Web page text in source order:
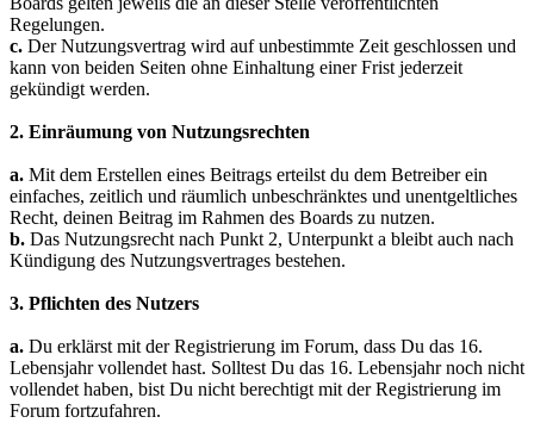
Regelungen.
c. Der Nutzungsvertrag wird auf unbestimmte Zeit geschlossen und
kann von beiden Seiten ohne Einhaltung einer Frist jederzeit
gekündigt werden.
2. Einräumung von Nutzungsrechten
a. Mit dem Erstellen eines Beitrags erteilst du dem Betreiber ein
einfaches, zeitlich und räumlich unbeschränktes und unentgeltliches
Recht, deinen Beitrag im Rahmen des Boards zu nutzen.
b. Das Nutzungsrecht nach Punkt 2, Unterpunkt a bleibt auch nach
Kündigung des Nutzungsvertrages bestehen.
3. Pflichten des Nutzers
a. Du erklärst mit der Registrierung im Forum, dass Du das 16.
Lebensjahr vollendet hast. Solltest Du das 16. Lebensjahr noch nicht
vollendet haben, bist Du nicht berechtigt mit der Registrierung im
Forum fortzufahren.